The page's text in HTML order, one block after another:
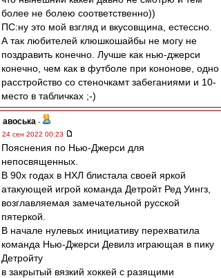
более не болею соответственно))
ПС:ну это мой взгляд и вкусовщина, естессно.
А так любителей клюшкошайбы не могу не
поздравить конечно. Лучше как нью-джерси
конечно, чем как в футболе при кононове, одно
расстройство со стеночкамт забеганиями и 10-
место в табличках ;-)
авоська -
24 сен 2022 00:23
Пояснения по Нью-Джерси для
непосвященных.
В 90х годах в НХЛ блистала своей яркой
атакующей игрой команда Детройт Ред Уингз,
возглавляемая замечательной русской
пятеркой.
В начале нулевых инициативу перехватила
команда Нью-Джерси Девилз играющая в пику
Детройту
в закрытый вязкий хоккей с разящими